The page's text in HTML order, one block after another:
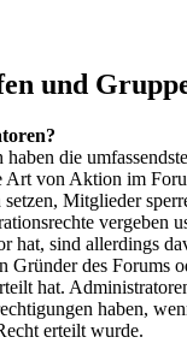
und
die
Art von Aktion im
Mitglieder
vergeben
hat, sind allerdings
Gründer des Forums
hat.
haben,
erteilt wurde.